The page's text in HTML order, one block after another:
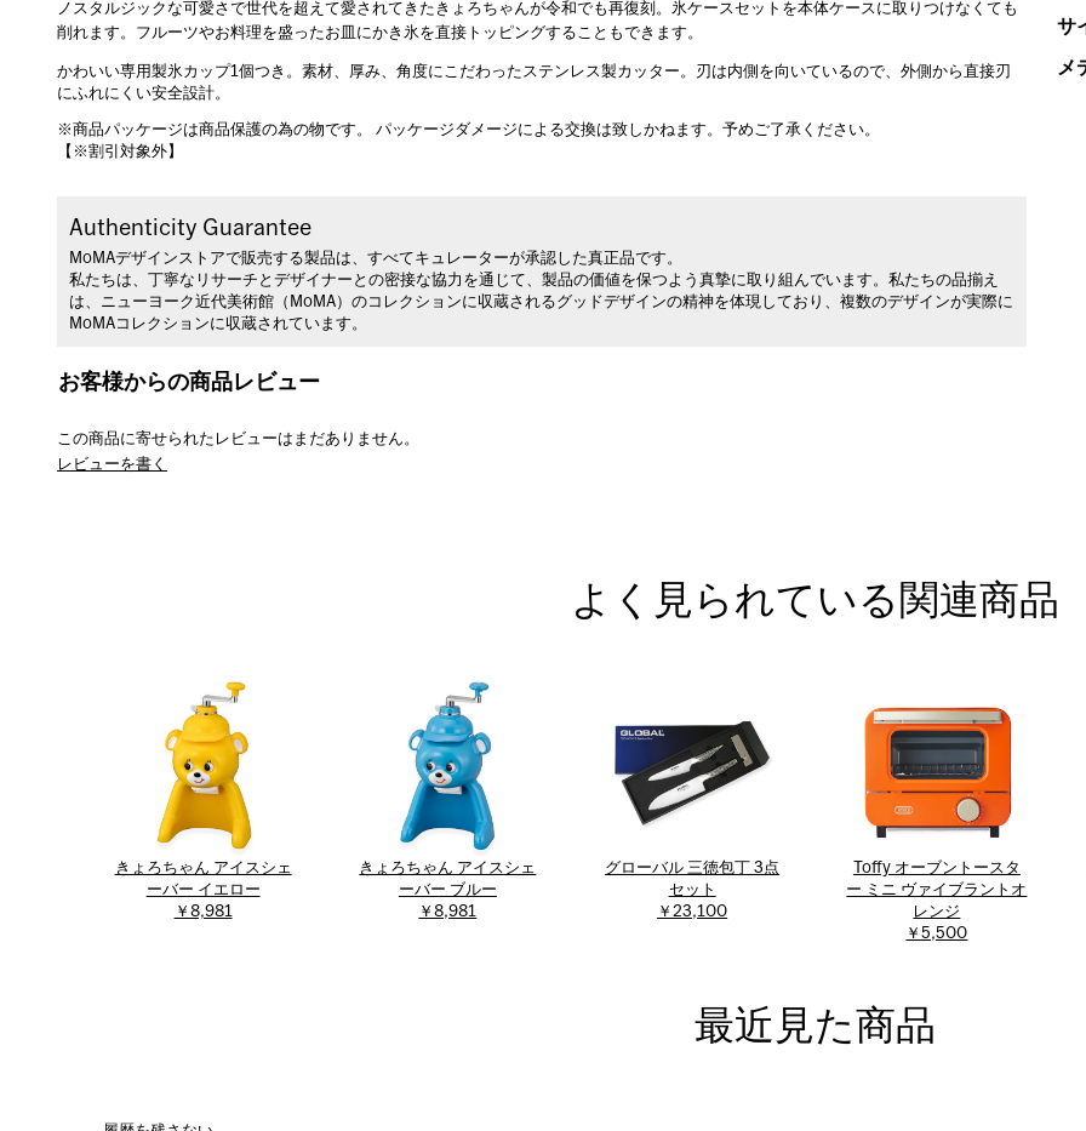
ノスタルジックな可愛さで世代を超えて愛されてきたきょろちゃんが令和でも再復刻。氷ケースセットを本体ケースに取りつけなくても
削れます。フルーツやお料理を盛ったお皿にかき氷を直接トッピングすることもできます。
かわいい専用製氷カップ1個つき。素材、厚み、角度にこだわったステンレス製カッター。刃は内側を向いているので、外側から直接刃
にふれにくい安全設計。
※商品パッケージは商品保護の為の物です。 パッケージダメージによる交換は致しかねます。予めご了承ください。
【※割引対象外】
Authenticity Guarantee
MoMAデザインストアで販売する製品は、すべてキュレーターが承認した真正品です。
私たちは、丁寧なリサーチとデザイナーとの密接な協力を通じて、製品の価値を保つよう真摯に取り組んでいます。私たちの品揃え
は、ニューヨーク近代美術館（MoMA）のコレクションに収蔵されるグッドデザインの精神を体現しており、複数のデザインが実際に
MoMAコレクションに収蔵されています。
サ
メ
お客様からの商品レビュー
この商品に寄せられたレビューはまだありません。
レビューを書く
よく見られている関連商品
きょろちゃん アイスシェ
ーバー イエロー
￥8,981
きょろちゃん アイスシェ
ーバー ブルー
￥8,981
グローバル 三徳包丁 3点
セット
￥23,100
Toffy オーブントースタ
ー ミニ ヴァイブラントオ
レンジ
￥5,500
最近見た商品